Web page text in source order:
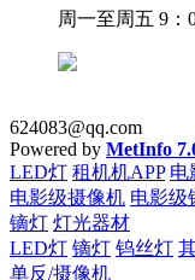
周一至周五 9
624083@qq.com
Powered by MetInfo
LED灯 租机机APP 电
电影级摄像机 电影级
镝灯 灯光器材
LED灯 镝灯 钨丝灯
单反/摄像机